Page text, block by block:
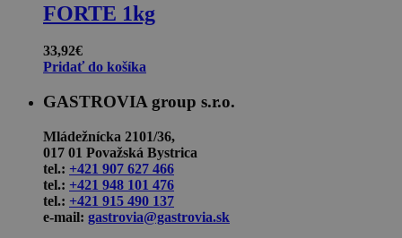
FORTE 1kg
33,92€
Pridať do košíka
GASTROVIA group s.r.o.
Mládežnícka 2101/36,
017 01 Považská Bystrica
tel.: +421 907 627 466
tel.: +421 948 101 476
tel.: +421 915 490 137
e-mail: gastrovia@gastrovia.sk